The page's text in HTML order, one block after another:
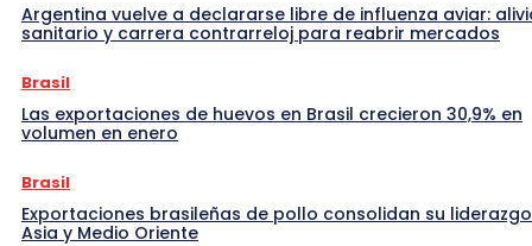
Argentina vuelve a declararse libre de influenza aviar:
sanitario y carrera contrarreloj para reabrir mercados
Brasil
Las exportaciones de huevos en Brasil crecieron 30,9% en
volumen en enero
Brasil
Exportaciones brasileñas de pollo consolidan su
Asia y Medio Oriente